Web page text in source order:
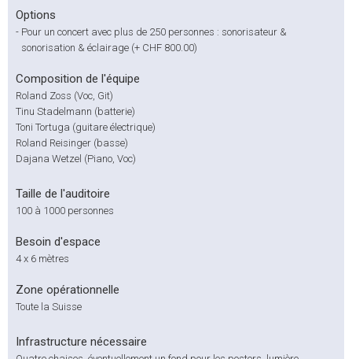
Options
- Pour un concert avec plus de 250 personnes : sonorisateur &
sonorisation & éclairage (+ CHF 800.00)
Composition de l'équipe
Roland Zoss (Voc, Git)
Tinu Stadelmann (batterie)
Toni Tortuga (guitare électrique)
Roland Reisinger (basse)
Dajana Wetzel (Piano, Voc)
Taille de l'auditoire
100 à 1000 personnes
Besoin d'espace
4 x 6 mètres
Zone opérationnelle
Toute la Suisse
Infrastructure nécessaire